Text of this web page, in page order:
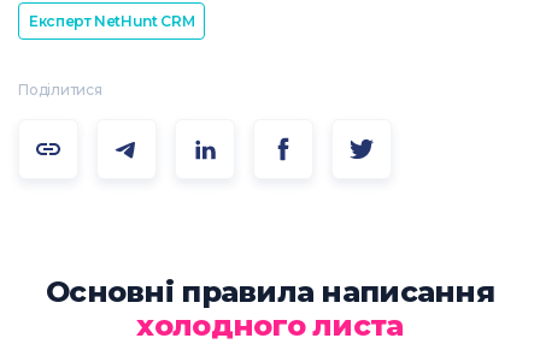
Експерт NetHunt CRM
Поділитися
Основні правила написання
холодного листа